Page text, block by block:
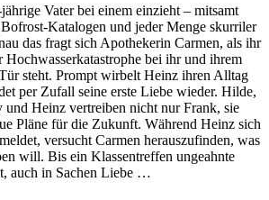
Vater bei einem einzieht – mitsamt
Katalogen und jeder Menge skurriler
das fragt sich Apothekerin Carmen, als ihr
Hochwasserkatastrophe bei ihr und ihrem
steht. Prompt wirbelt Heinz ihren Alltag
per Zufall seine erste Liebe wieder. Hilde,
Heinz vertreiben nicht nur Frank, sie
Pläne für die Zukunft. Während Heinz sich
versucht Carmen herauszufinden, was
will. Bis ein Klassentreffen ungeahnte
auch in Sachen Liebe …